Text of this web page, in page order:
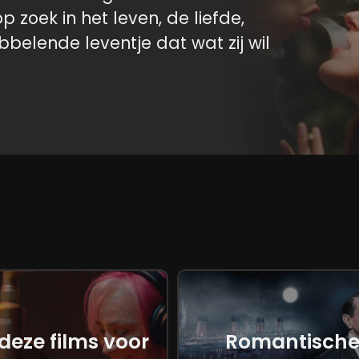
zoek in het leven, de liefde,
leventje dat wat zij wil
echte inspiratie en voldoening.
wendingen en
gave me the energy to make
films voor
Romantische